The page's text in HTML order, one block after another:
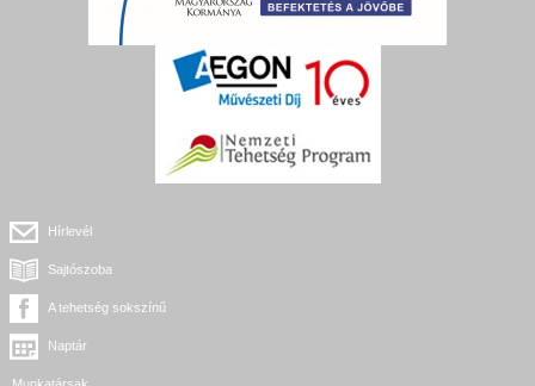
Hírlevél
Sajtószoba
A tehetség sokszínű
Naptár